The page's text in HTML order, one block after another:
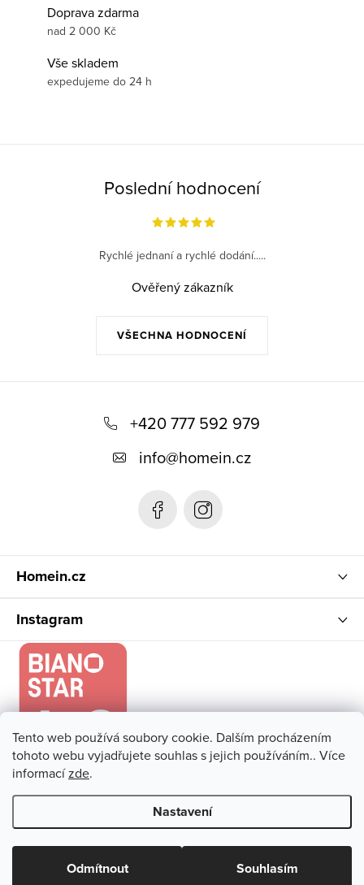
Tento web používá soubory cookie. Dalším procházením
tohoto webu vyjadřujete souhlas s jejich používáním.. Více
informacízde.
Nastavení
Odmítnout Souhlasím
Doprava zdarma
nad 2 000 Kč
Vše skladem
expedujeme do 24 h
Poslední hodnocení
VŠECHNA HODNOCENÍ
Rychlé jednaní a rychlé dodání.....
Ověřený zákazník
+420 777 592 979
info@homein.cz
Homein.cz
Instagram
Copyright 2026Homein.cz. Všechna práva vyhrazena.Upravit
nastavení cookies